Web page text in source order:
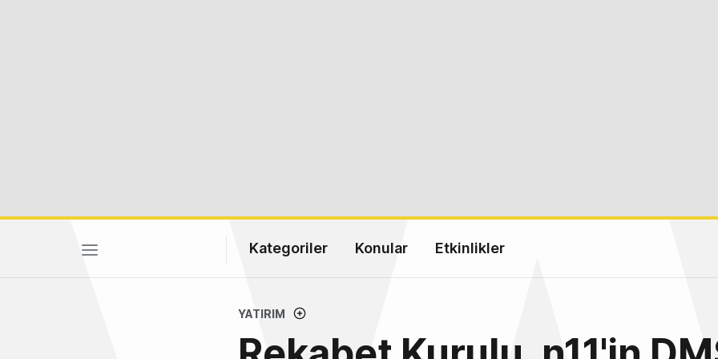
Kategoriler Konular Etkinlikler
YATIRIM